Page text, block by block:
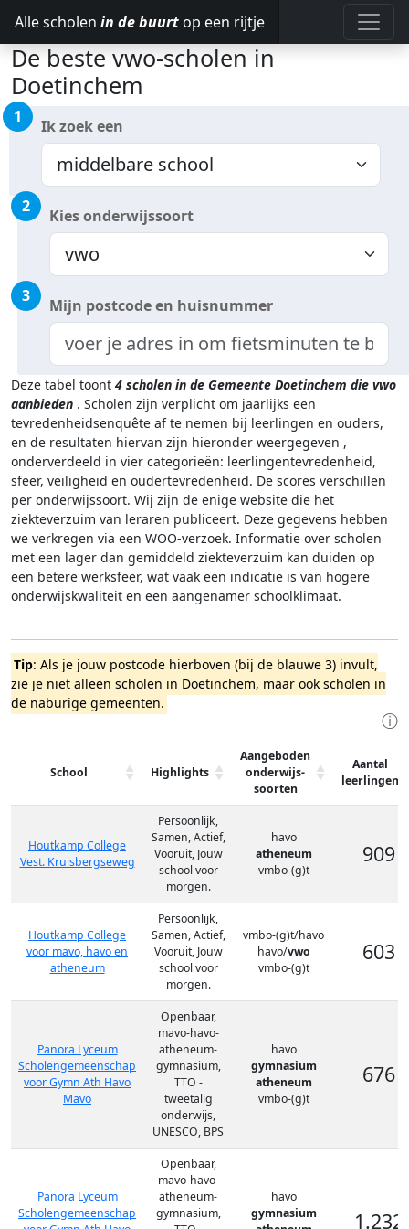
Alle scholen in de buurt op een rijtje
De beste vwo-scholen in
Doetinchem
1 Ik zoek een
2 Kies onderwijssoort
3 Mijn postcode en huisnummer
Deze tabel toont 4 scholen in de Gemeente Doetinchem die vwo
aanbieden . Scholen zijn verplicht om jaarlijks een
tevredenheidsenquête af te nemen bij leerlingen en ouders,
en de resultaten hiervan zijn hieronder weergegeven ,
onderverdeeld in vier categorieën: leerlingentevredenheid,
sfeer, veiligheid en oudertevredenheid. De scores verschillen
per onderwijssoort. Wij zijn de enige website die het
ziekteverzuim van leraren publiceert. Deze gegevens hebben
we verkregen via een WOO-verzoek. Informatie over scholen
met een lager dan gemiddeld ziekteverzuim kan duiden op
een betere werksfeer, wat vaak een indicatie is van hogere
onderwijskwaliteit en een aangenamer schoolklimaat.
Tip: Als je jouw postcode hierboven (bij de blauwe 3) invult,
zie je niet alleen scholen in Doetinchem, maar ook scholen in
de naburige gemeenten.
ⓘ
School Highlights
Aangeboden
onderwijs-
soorten
Aantal
leerlingen
Houtkamp College
Vest. Kruisbergseweg
Persoonlijk,
Samen, Actief,
Vooruit, Jouw
school voor
morgen.
havo
atheneum
vmbo-(g)t
909
Houtkamp College
voor mavo, havo en
atheneum
Persoonlijk,
Samen, Actief,
Vooruit, Jouw
school voor
morgen.
vmbo-(g)t/havo
havo/vwo
vmbo-(g)t
603
Panora Lyceum
Scholengemeenschap
voor Gymn Ath Havo
Mavo
Openbaar,
mavo-havo-
atheneum-
gymnasium,
TTO -
tweetalig
onderwijs,
UNESCO, BPS
havo
gymnasium
atheneum
vmbo-(g)t
676
Panora Lyceum
Scholengemeenschap
Openbaar,
mavo-havo-
atheneum-
gymnasium,
havo
gymnasium
1.232